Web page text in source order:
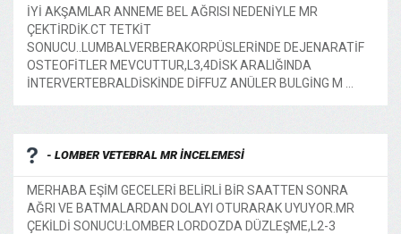
İYİ AKŞAMLAR ANNEME BEL AĞRISI NEDENİYLE MR
ÇEKTİRDİK.CT TETKİT
SONUCU..LUMBALVERBERAKORPÜSLERİNDE DEJENARATİF
OSTEOFİTLER MEVCUTTUR,L3,4DİSK ARALIĞINDA
İNTERVERTEBRALDİSKİNDE DİFFUZ ANÜLER BULGİNG M ...
- LOMBER VETEBRAL MR İNCELEMESİ
MERHABA EŞİM GECELERİ BELİRLİ BİR SAATTEN SONRA
AĞRI VE BATMALARDAN DOLAYI OTURARAK UYUYOR.MR
ÇEKİLDİ SONUCU:LOMBER LORDOZDA DÜZLEŞME,L2-3